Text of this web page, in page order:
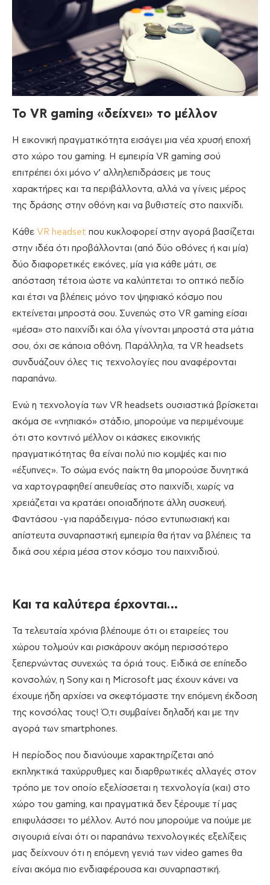
Το VR gaming «δείχνει» το μέλλον
Η εικονική πραγματικότητα εισάγει μια νέα χρυσή εποχή
στο χώρο του gaming. Η εμπειρία VR gaming σού
επιτρέπει όχι μόνο ν’ αλληλεπιδράσεις με τους
χαρακτήρες και τα περιβάλλοντα, αλλά να γίνεις μέρος
της δράσης στην οθόνη και να βυθιστείς στο παιχνίδι.
Κάθε VR headset που κυκλοφορεί στην αγορά βασίζεται
στην ιδέα ότι προβάλλονται (από δύο οθόνες ή και μία)
δύο διαφορετικές εικόνες, μία για κάθε μάτι, σε
απόσταση τέτοια ώστε να καλύπτεται το οπτικό πεδίο
και έτσι να βλέπεις μόνο τον ψηφιακό κόσμο που
εκτείνεται μπροστά σου. Συνεπώς στο VR gaming είσαι
«μέσα» στο παιχνίδι και όλα γίνονται μπροστά στα μάτια
σου, όχι σε κάποια οθόνη. Παράλληλα, τα VR headsets
συνδυάζουν όλες τις τεχνολογίες που αναφέρονται
παραπάνω.
Ενώ η τεχνολογία των VR headsets ουσιαστικά βρίσκεται
ακόμα σε «νηπιακό» στάδιο, μπορούμε να περιμένουμε
ότι στο κοντινό μέλλον οι κάσκες εικονικής
πραγματικότητας θα είναι πολύ πιο κομψές και πιο
«έξυπνες». Το σώμα ενός παίκτη θα μπορούσε δυνητικά
να χαρτογραφηθεί απευθείας στο παιχνίδι, χωρίς να
χρειάζεται να κρατάει οποιαδήποτε άλλη συσκευή.
Φαντάσου -για παράδειγμα- πόσο εντυπωσιακή και
απίστευτα συναρπαστική εμπειρία θα ήταν να βλέπεις τα
δικά σου χέρια μέσα στον κόσμο του παιχνιδιού.
Και τα καλύτερα έρχονται…
Τα τελευταία χρόνια βλέπουμε ότι οι εταιρείες του
χώρου τολμούν και ρισκάρουν ακόμη περισσότερο
ξεπερνώντας συνεχώς τα όριά τους. Ειδικά σε επίπεδο
κονσολών, η Sony και η Microsoft μας έχουν κάνει να
έχουμε ήδη αρχίσει να σκεφτόμαστε την επόμενη έκδοση
της κονσόλας τους! Ό,τι συμβαίνει δηλαδή και με την
αγορά των smartphones.
Η περίοδος που διανύουμε χαρακτηρίζεται από
εκπληκτικά ταχύρρυθμες και διαρθρωτικές αλλαγές στον
τρόπο με τον οποίο εξελίσσεται η τεχνολογία (και) στο
χώρο του gaming, και πραγματικά δεν ξέρουμε τί μας
επιφυλάσσει το μέλλον. Αυτό που μπορούμε να πούμε με
σιγουριά είναι ότι οι παραπάνω τεχνολογικές εξελίξεις
μας δείχνουν ότι η επόμενη γενιά των video games θα
είναι ακόμα πιο ενδιαφέρουσα και συναρπαστική.